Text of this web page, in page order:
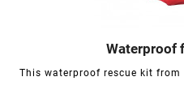
Waterproof
This waterproof rescue kit from
 